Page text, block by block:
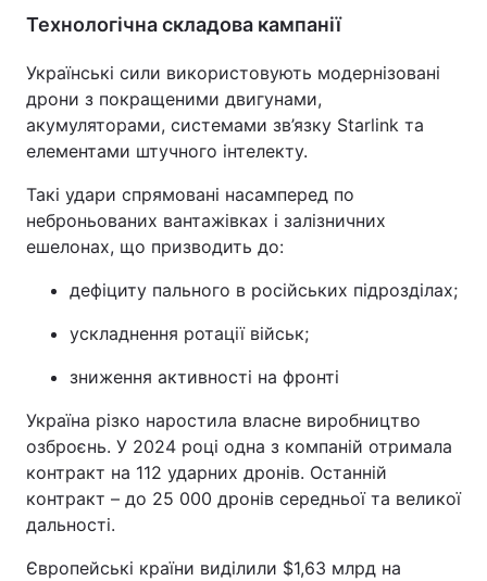
Технологічна складова кампанії
Українські сили використовують модернізовані
дрони з покращеними двигунами,
акумуляторами, системами зв’язку Starlink та
елементами штучного інтелекту.
Такі удари спрямовані насамперед по
неброньованих вантажівках і залізничних
ешелонах, що призводить до:
дефіциту пального в російських підрозділах;
ускладнення ротації військ;
зниження активності на фронті
Україна різко наростила власне виробництво
озброєнь. У 2024 році одна з компаній отримала
контракт на 112 ударних дронів. Останній
контракт – до 25 000 дронів середньої та великої
дальності.
Європейські країни виділили $1,63 млрд на